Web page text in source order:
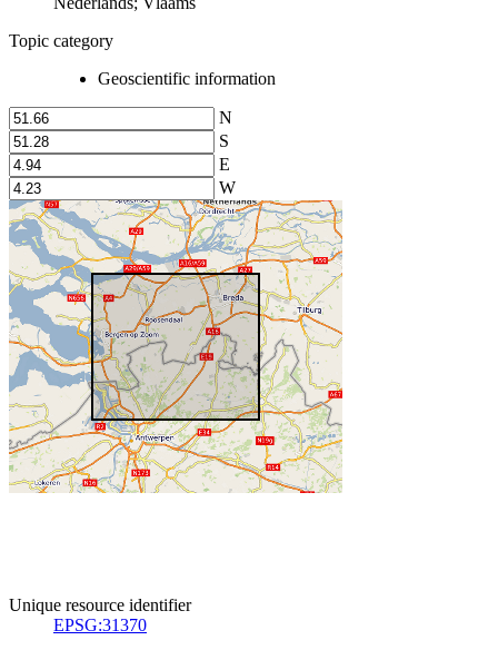
Topic category
Geoscientific information
N
S
E
W
Unique resource identifier
EPSG:31370